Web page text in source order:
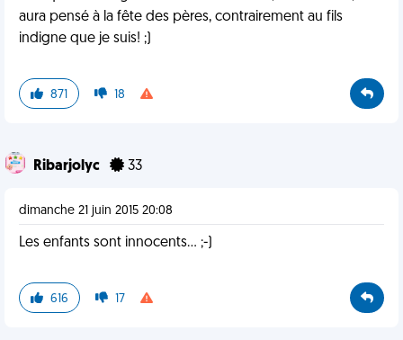
aura pensé à la fête des pères, contrairement au fils
indigne que je suis! ;)
871 18
Ribarjolyc 33
dimanche 21 juin 2015 20:08
Les enfants sont innocents... ;-)
616 17